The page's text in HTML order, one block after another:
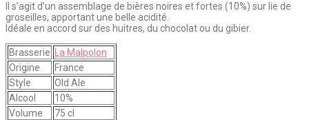
Il s’agit d’un assemblage de bières noires et fortes (10%) sur lie de
groseilles, apportant une belle acidité.
Idéale en accord sur des huitres, du chocolat ou du gibier.
Brasserie
La Malpolon
Origine
France
Style
Old Ale
Alcool
10%
Volume
75 cl